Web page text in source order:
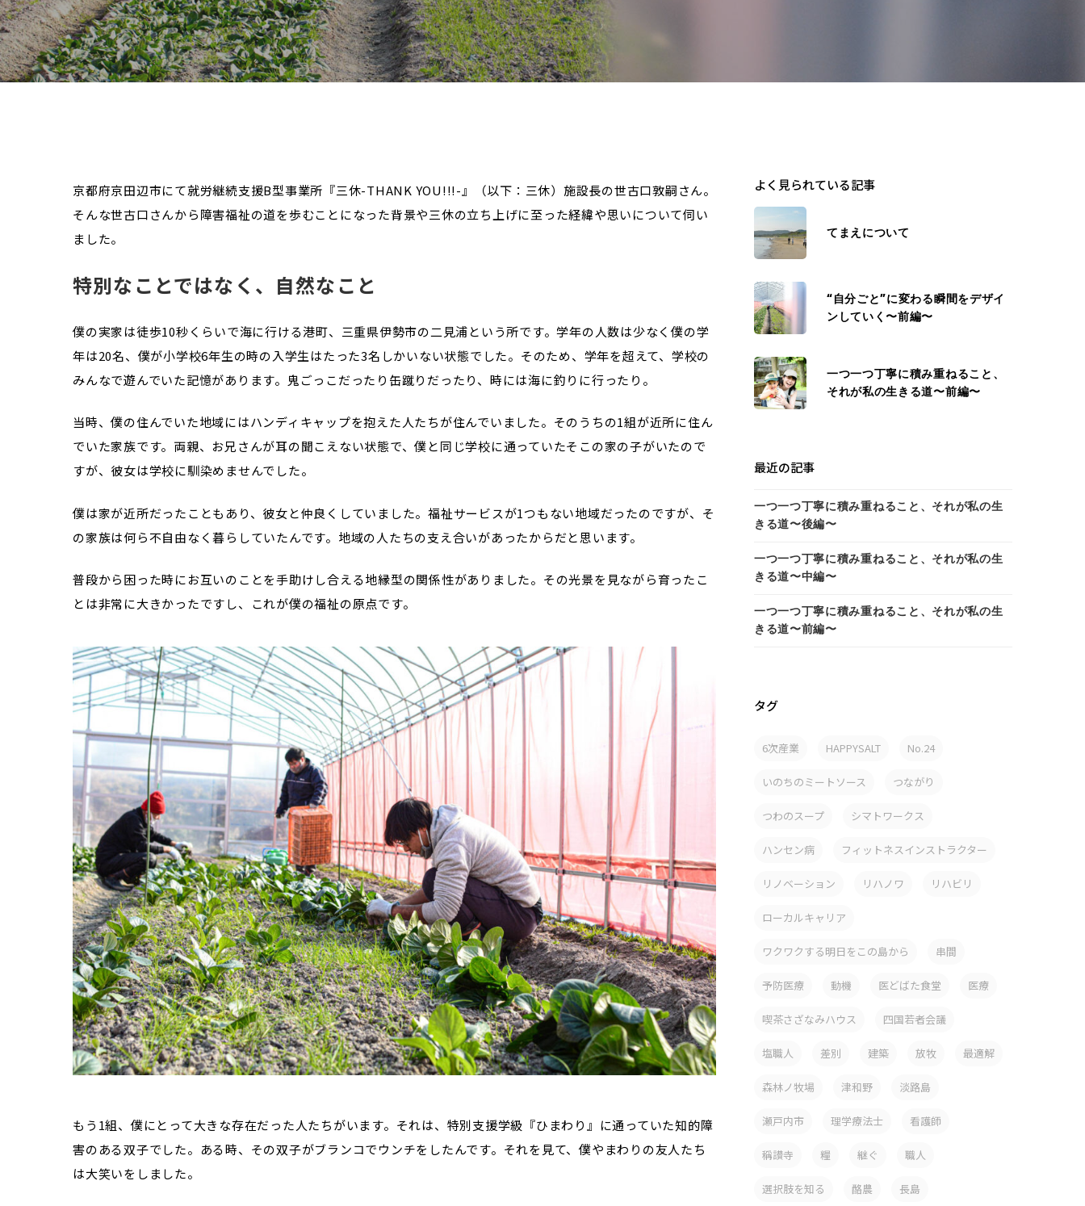
京都府京田辺市にて就労継続支援B型事業所『三休-THANK YOU!!!-』（以下：三休）施設長の世古口敦嗣さん。
そんな世古口さんから障害福祉の道を歩むことになった背景や三休の立ち上げに至った経緯や思いについて伺い
ました。
特別なことではなく、自然なこと
僕の実家は徒歩10秒くらいで海に行ける港町、三重県伊勢市の二見浦という所です。学年の人数は少なく僕の学
年は20名、僕が小学校6年生の時の入学生はたった3名しかいない状態でした。そのため、学年を超えて、学校の
みんなで遊んでいた記憶があります。鬼ごっこだったり缶蹴りだったり、時には海に釣りに行ったり。
当時、僕の住んでいた地域にはハンディキャップを抱えた人たちが住んでいました。そのうちの1組が近所に住ん
でいた家族です。両親、お兄さんが耳の聞こえない状態で、僕と同じ学校に通っていたそこの家の子がいたので
すが、彼女は学校に馴染めませんでした。
僕は家が近所だったこともあり、彼女と仲良くしていました。福祉サービスが1つもない地域だったのですが、そ
の家族は何ら不自由なく暮らしていたんです。地域の人たちの支え合いがあったからだと思います。
普段から困った時にお互いのことを手助けし合える地縁型の関係性がありました。その光景を見ながら育ったこ
とは非常に大きかったですし、これが僕の福祉の原点です。
もう1組、僕にとって大きな存在だった人たちがいます。それは、特別支援学級『ひまわり』に通っていた知的障
害のある双子でした。ある時、その双子がブランコでウンチをしたんです。それを見て、僕やまわりの友人たち
は大笑いをしました。
よく見られている記事
てまえについて
“自分ごと”に変わる瞬間をデザイ
ンしていく〜前編〜
一つ一つ丁寧に積み重ねること、
それが私の生きる道〜前編〜
最近の記事
一つ一つ丁寧に積み重ねること、それが私の生
きる道〜後編〜
一つ一つ丁寧に積み重ねること、それが私の生
きる道〜中編〜
一つ一つ丁寧に積み重ねること、それが私の生
きる道〜前編〜
タグ
6次産業 HAPPYSALT No.24
いのちのミートソース つながり
つわのスープ シマトワークス
ハンセン病 フィットネスインストラクター
リノベーション リハノワ リハビリ
ローカルキャリア
ワクワクする明日をこの島から 串間
予防医療 動機 医どばた食堂 医療
喫茶さざなみハウス 四国若者会議
塩職人 差別 建築 放牧 最適解
森林ノ牧場 津和野 淡路島
瀬戸内市 理学療法士 看護師
稱讃寺 糧 継ぐ 職人
選択肢を知る 酪農 長島